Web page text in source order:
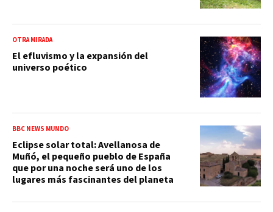
OTRA MIRADA
El efluvismo y la expansión del
universo poético
BBC NEWS MUNDO
Eclipse solar total: Avellanosa de
Muñó, el pequeño pueblo de España
que por una noche será uno de los
lugares más fascinantes del planeta